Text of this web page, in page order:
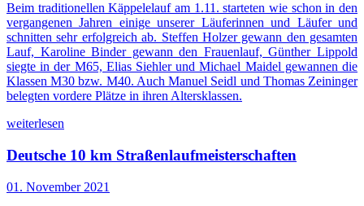
Beim traditionellen Käppelelauf am 1.11. starteten wie schon in den
vergangenen Jahren einige unserer Läuferinnen und Läufer und
schnitten sehr erfolgreich ab. Steffen Holzer gewann den gesamten
Lauf, Karoline Binder gewann den Frauenlauf, Günther Lippold
siegte in der M65, Elias Siehler und Michael Maidel gewannen die
Klassen M30 bzw. M40. Auch Manuel Seidl und Thomas Zeininger
belegten vordere Plätze in ihren Altersklassen.
weiterlesen
Deutsche 10 km Straßenlaufmeisterschaften
01. November 2021